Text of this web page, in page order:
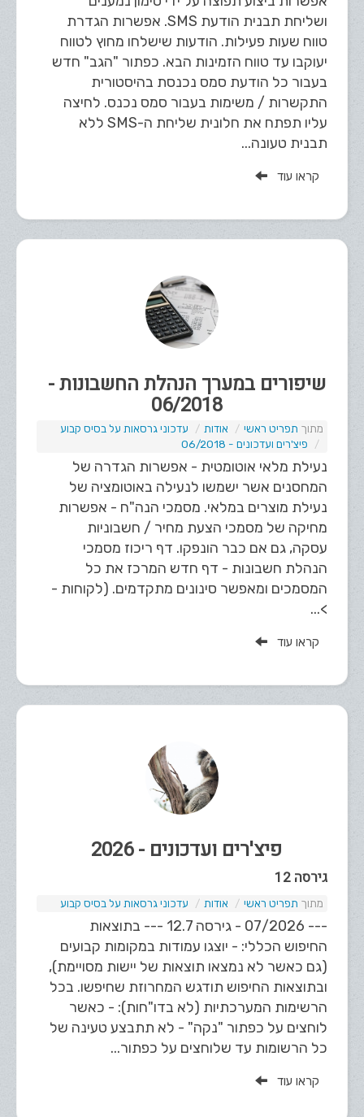
ושליחת תבנית הודעת SMS. אפשרות הגדרת
טווח שעות פעילות. הודעות שישלחו מחוץ לטווח
יעוקבו עד טווח הזמינות הבא. כפתור "הגב" חדש
בעבור כל הודעת סמס נכנסת בהיסטורית
התקשרות / משימות בעבור סמס נכנס. לחיצה
עליו תפתח את חלונית שליחת ה-SMS ללא
תבנית טעונה...
קראו עוד
שיפורים במערך הנהלת החשבונות -
06/2018
תפריט ראשי אודות
עדכוני גרסאות על בסיס קבוע
פיצ'רים ועדכונים - 06/2018
נעילת מלאי אוטומטית - אפשרות הגדרה של
המחסנים אשר ישמשו לנעילה באוטומציה של
נעילת מוצרים במלאי. מסמכי הנה"ח - אפשרות
מחיקה של מסמכי הצעת מחיר / חשבוניות
עסקה, גם אם כבר הונפקו. דף ריכוז מסמכי
הנהלת חשבונות - דף חדש המרכז את כל
המסמכים ומאפשר סינונים מתקדמים. (לקוחות -
>...
קראו עוד
פיצ'רים ועדכונים - 2026
גירסה 12
תפריט ראשי אודות עדכוני גרסאות על בסיס קבוע
--- 07/2026 - גירסה 12.7 --- בתוצאות
החיפוש הכללי: - יוצגו עמודות במקומות קבועים
(גם כאשר לא נמצאו תוצאות של יישות מסויימת),
ובתוצאות החיפוש תודגש המחרוזת שחיפשו. בכל
הרשימות המערכתיות (לא בדו"חות): - כאשר
לוחצים על כפתור "נקה" - לא תתבצע טעינה של
כל הרשומות עד שלוחצים על כפתור...
קראו עוד